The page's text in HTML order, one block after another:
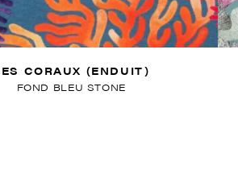
CORAUX (ENDUIT)
FOND BLEU STONE